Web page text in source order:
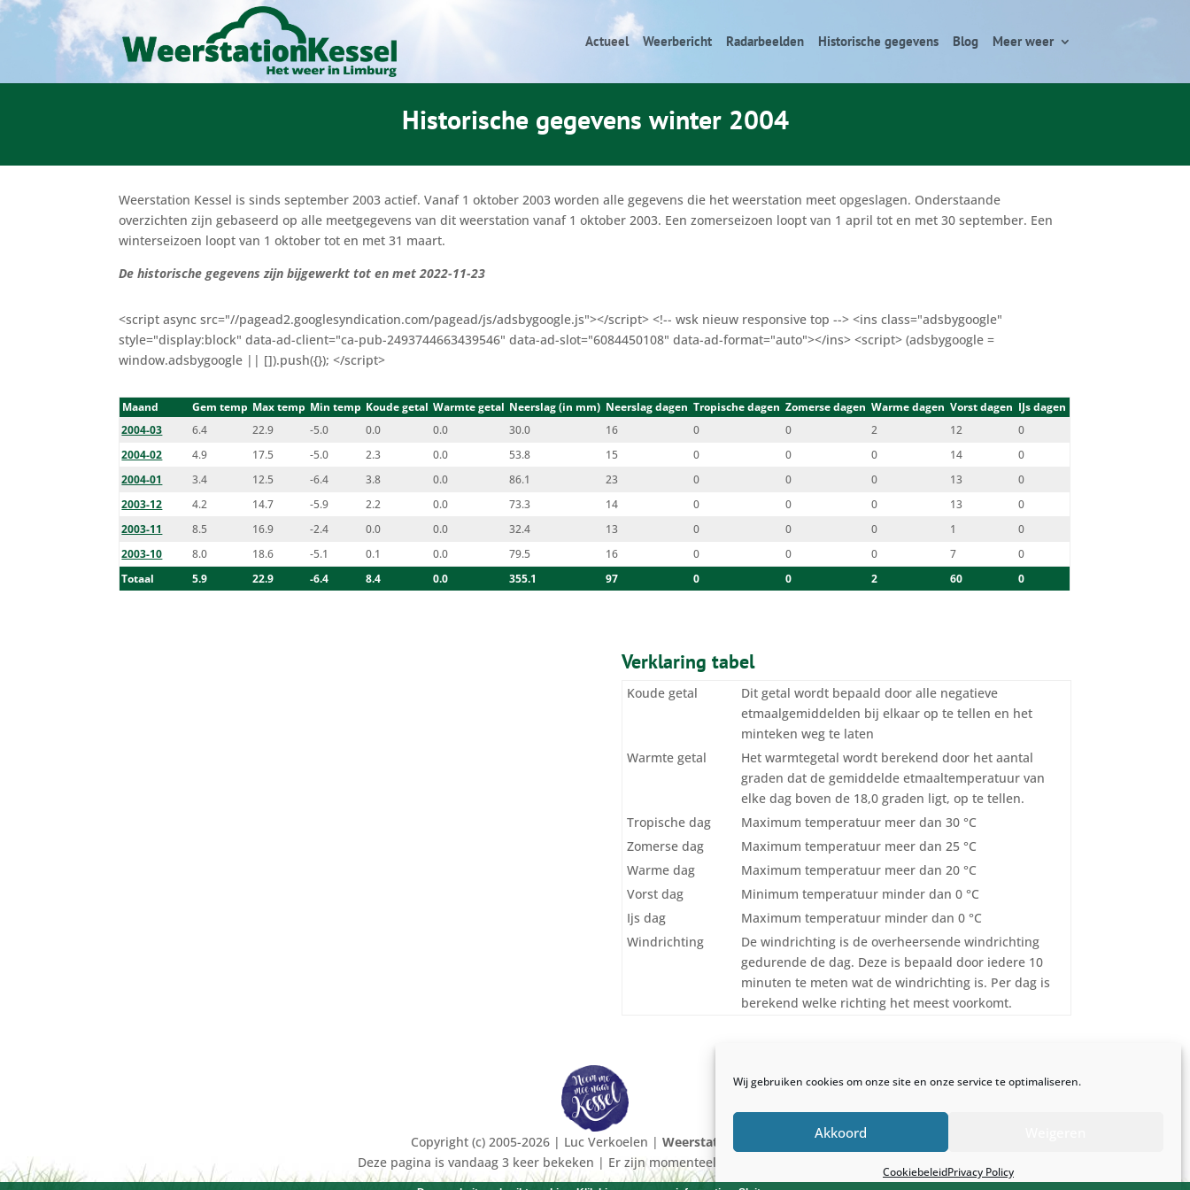
Wij gebruiken cookies om onze site en onze service te optimaliseren.
Akkoord
CookiebeleidPrivacy Policy
Actueel Weerbericht Radarbeelden Historische gegevens Blog Meer weer
Historische gegevens winter 2004
Weerstation Kessel is sinds september 2003 actief. Vanaf 1 oktober 2003 worden alle gegevens die het weerstation meet opgeslagen. Onderstaande
overzichten zijn gebaseerd op alle meetgegevens van dit weerstation vanaf 1 oktober 2003. Een zomerseizoen loopt van 1 april tot en met 30 september. Een
winterseizoen loopt van 1 oktober tot en met 31 maart.
De historische gegevens zijn bijgewerkt tot en met 2022-11-23
<script async src="//pagead2.googlesyndication.com/pagead/js/adsbygoogle.js"></script> <!-- wsk nieuw responsive top --> <ins class="adsbygoogle"
style="display:block" data-ad-client="ca-pub-2493744663439546" data-ad-slot="6084450108" data-ad-format="auto"></ins> <script> (adsbygoogle =
window.adsbygoogle || []).push({}); </script>
Maand Gem temp Max temp Min temp Koude getal Warmte getal Neerslag (in mm) Neerslag dagen Tropische dagen Zomerse dagen Warme dagen Vorst dagen IJs dagen
2004-03
6.4 22.9 -5.0 0.0 0.0 30.0 16 0 0 2 12
0
2004-02
4.9 17.5 -5.0 2.3 0.0 53.8 15 0 0 0 14
0
2004-01
3.4 12.5 -6.4 3.8 0.0 86.1 23 0 0 0 13
0
2003-12
4.2 14.7 -5.9 2.2 0.0 73.3 14 0 0 0 13
0
2003-11
8.5 16.9 -2.4 0.0 0.0 32.4 13 0 0 0 1
0
2003-10
8.0 18.6 -5.1 0.1 0.0 79.5 16 0 0 0 7
0
Totaal
5.9 22.9 -6.4 8.4 0.0 355.1 97 0 0 2 60 0
Verklaring tabel
Koude getal
Dit getal wordt bepaald door alle negatieve
etmaalgemiddelden bij elkaar op te tellen en het
minteken weg te laten
Warmte getal
Het warmtegetal wordt berekend door het aantal
graden dat de gemiddelde etmaaltemperatuur van
elke dag boven de 18,0 graden ligt, op te tellen.
Tropische dag
Maximum temperatuur meer dan 30 °C
Zomerse dag
Maximum temperatuur meer dan 25 °C
Warme dag
Maximum temperatuur meer dan 20 °C
Vorst dag
Minimum temperatuur minder dan 0 °C
Ijs dag
Maximum temperatuur minder dan 0 °C
Windrichting
De windrichting is de overheersende windrichting
gedurende de dag. Deze is bepaald door iedere 10
minuten te meten wat de windrichting is. Per dag is
berekend welke richting het meest voorkomt.
Copyright (c) 2005-2026 | Luc Verkoelen | Weerstation kessel
Deze pagina is vandaag 3 keer bekeken | Er zijn momenteel 7 bezoekers online